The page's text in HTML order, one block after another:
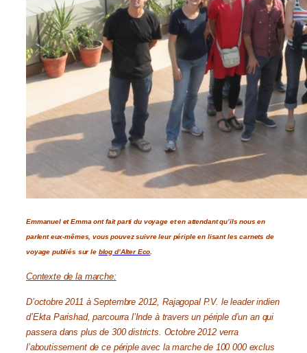
Emmanuel et Emma ont fait parti du voyage et en attendant qu’ils nous en
parlent eux-mêmes, vous pouvez suivre leur périple en lisant les carnets de
voyage publiés sur le blog d’Alter Eco
Contexte de la marche:
D’octobre 2011 à Septembre 2012, Rajagopal P.V. le leader indien
d’Ekta Parishad, parcourra l’Inde à travers un périple d’un an qui
passera dans plus de 300 districts. Octobre 2012 verra
l’aboutissement de ce périple avec la marche de 100 000 exclus